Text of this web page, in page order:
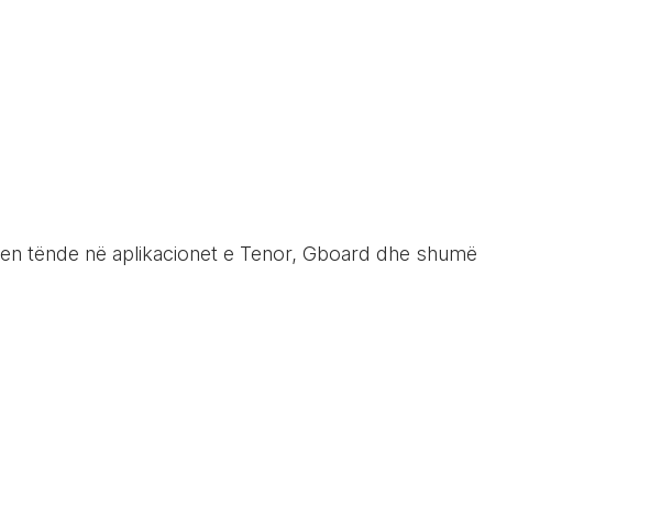
tënde në aplikacionet e Tenor, Gboard dhe shumë